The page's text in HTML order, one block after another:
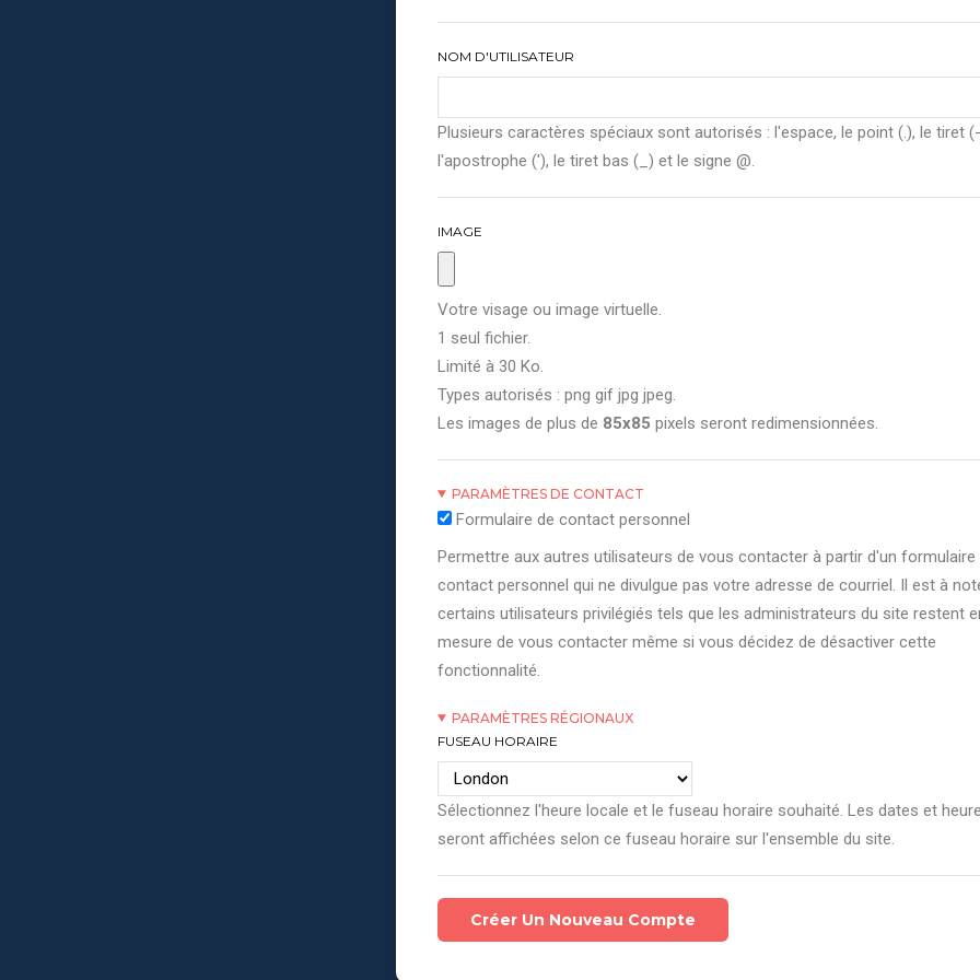
NOM D'UTILISATEUR
Plusieurs caractères spéciaux sont autorisés : l'espace, le point (.), le tiret
l'apostrophe ('), le tiret bas (_) et le signe @.
IMAGE
Votre visage ou image virtuelle.
1 seul fichier.
Limité à 30 Ko.
Types autorisés : png gif jpg jpeg.
Les images de plus de 85x85 pixels seront redimensionnées.
PARAMÈTRES DE CONTACT
Formulaire de contact personnel
Permettre aux autres utilisateurs de vous contacter à partir d'un formulaire
contact personnel qui ne divulgue pas votre adresse de courriel. Il est à
certains utilisateurs privilégiés tels que les administrateurs du site restent
mesure de vous contacter même si vous décidez de désactiver cette
fonctionnalité.
PARAMÈTRES RÉGIONAUX
FUSEAU HORAIRE
Sélectionnez l'heure locale et le fuseau horaire souhaité. Les dates et
seront affichées selon ce fuseau horaire sur l'ensemble du site.